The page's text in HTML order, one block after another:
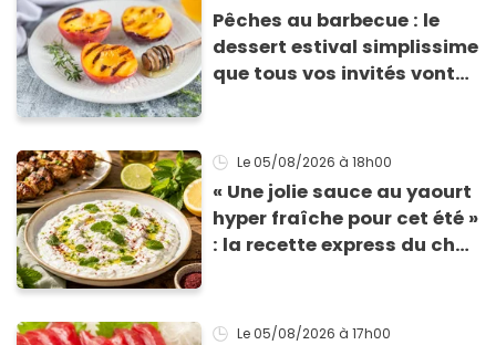
Pêches au barbecue : le
dessert estival simplissime
que tous vos invités vont
Le 05/08/2026 à 18h00
« Une jolie sauce au yaourt
hyper fraîche pour cet été »
: la recette express du chef
grillades
Le 05/08/2026 à 17h00